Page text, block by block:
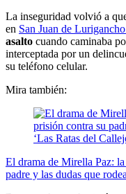
La inseguridad volvió a
en San Juan de
asalto cuando caminaba
interceptada por un
su teléfono celular.
Mira también:
El drama de Mirella Paz:
padre y las dudas que